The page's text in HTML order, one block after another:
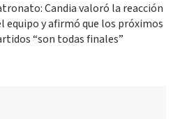
Candia valoró la reacción
equipo y afirmó que los próximos
“son todas finales”